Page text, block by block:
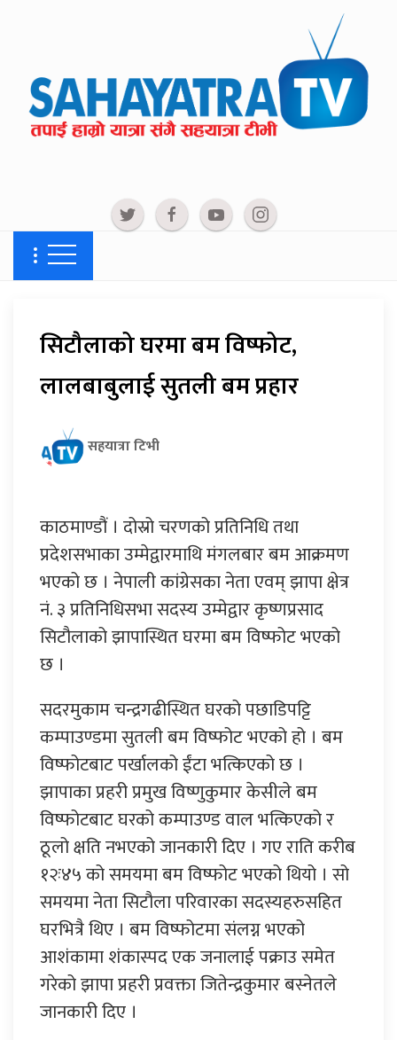
सिटौलाको घरमा बम विष्फोट,
लालबाबुलाई सुतली बम प्रहार
सहयात्रा टिभी
काठमाण्डौं । दोस्रो चरणको प्रतिनिधि तथा
प्रदेशसभाका उम्मेद्वारमाथि मंगलबार बम आक्रमण
भएको छ । नेपाली कांग्रेसका नेता एवम् झापा क्षेत्र
नं. ३ प्रतिनिधिसभा सदस्य उम्मेद्वार कृष्णप्रसाद
सिटौलाको झापास्थित घरमा बम विष्फोट भएको
छ ।
सदरमुकाम चन्द्रगढीस्थित घरको पछाडिपट्टि
कम्पाउण्डमा सुतली बम विष्फोट भएको हो । बम
विष्फोटबाट पर्खालको ईंटा भत्किएको छ ।
झापाका प्रहरी प्रमुख विष्णुकुमार केसीले बम
विष्फोटबाट घरको कम्पाउण्ड वाल भत्किएको र
ठूलो क्षति नभएको जानकारी दिए । गए राति करीब
१२ः४५ को समयमा बम विष्फोट भएको थियो । सो
समयमा नेता सिटौला परिवारका सदस्यहरुसहित
घरभित्रै थिए । बम विष्फोटमा संलग्न भएको
आशंकामा शंकास्पद एक जनालाई पक्राउ समेत
गरेको झापा प्रहरी प्रवक्ता जितेन्द्रकुमार बस्नेतले
जानकारी दिए ।